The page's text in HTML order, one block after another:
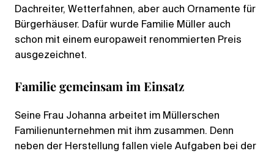
Dachreiter, Wetterfahnen, aber auch Ornamente für
Bürgerhäuser. Dafür wurde Familie Müller auch
schon mit einem europaweit renommierten Preis
ausgezeichnet.
Familie gemeinsam im Einsatz
Seine Frau Johanna arbeitet im Müllerschen
Familienunternehmen mit ihm zusammen. Denn
neben der Herstellung fallen viele Aufgaben bei der